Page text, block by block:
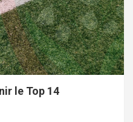
le Top 14